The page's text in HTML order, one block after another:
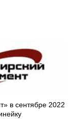
в сентябре 2022